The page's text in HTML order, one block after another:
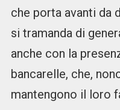
che porta avanti da
si tramanda di
anche con la
bancarelle, che,
mantengono il loro